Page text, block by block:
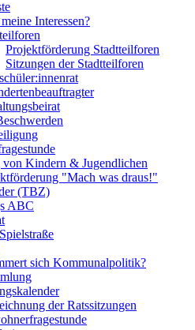
Interessen?
Projektförderung Stadtteilforen
Sitzungen der Stadtteilforen
Kindern & Jugendlichen
"Mach was draus!"
(TBZ)
ABC
sich Kommunalpolitik?
der Ratssitzungen